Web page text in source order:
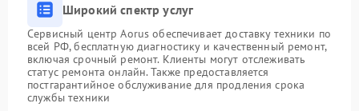
Широкий спектр услуг
Сервисный центр Aorus обеспечивает доставку техники по
всей РФ, бесплатную диагностику и качественный ремонт,
включая срочный ремонт. Клиенты могут отслеживать
статус ремонта онлайн. Также предоставляется
постгарантийное обслуживание для продления срока
службы техники